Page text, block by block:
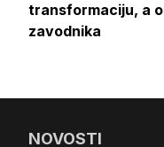
transformaciju, a
zavodnika
NOVOSTI